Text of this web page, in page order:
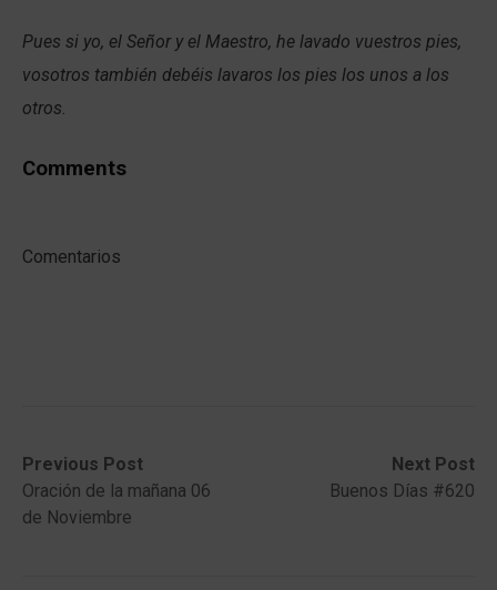
Pues si yo, el Señor y el Maestro, he lavado vuestros pies,
vosotros también debéis lavaros los pies los unos a los
otros.
Comments
Comentarios
Post
navigation
Previous Post
Previous
post:Oración de la mañana 06
de Noviembre
Next Post
Next
post:
Buenos Días #620